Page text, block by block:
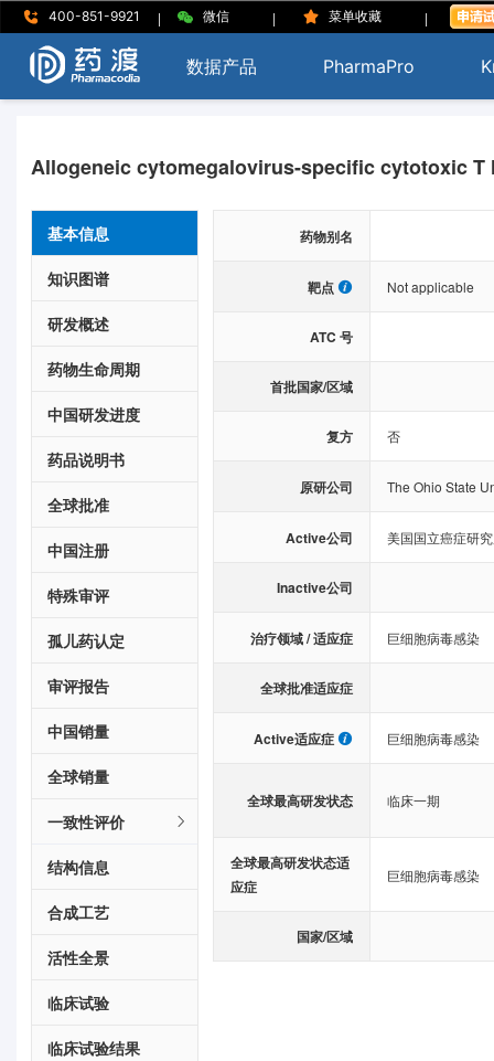
400-851-9921 | 微信 | 菜单收藏 |
数据产品 PharmaPro
Allogeneic cytomegalovirus-specific cytotoxic
基本信息
知识图谱
研发概述
药物生命周期
中国研发进度
药品说明书
全球批准
中国注册
特殊审评
孤儿药认定
审评报告
中国销量
全球销量
一致性评价
结构信息
合成工艺
活性全景
临床试验
临床试验结果
药物别名
靶点 Not applicable
ATC 号
首批国家/区域
复方 否
原研公司 The Ohio State
Active公司 美国国立癌症研
Inactive公司
治疗领域 / 适应症 巨细胞病毒感染
全球批准适应症
Active适应症 巨细胞病毒感染
全球最高研发状态 临床一期
全球最高研发状态适
应症
巨细胞病毒感染
国家/区域